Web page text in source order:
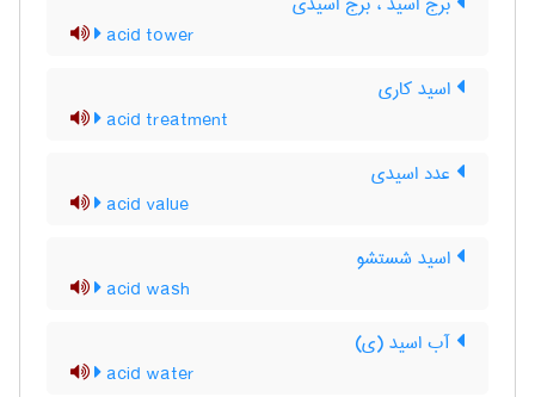
acid tower
اسید کاری
acid treatment
عدد اسیدی
acid value
اسید شستشو
acid wash
آب اسید (ی)
acid water